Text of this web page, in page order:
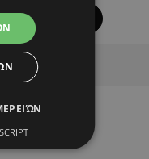
ΑΓΓΕΛΙΔΗΣ